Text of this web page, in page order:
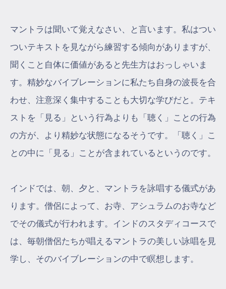
マントラは聞いて覚えなさい、と言います。私はつい
ついテキストを見ながら練習する傾向がありますが、
聞くこと自体に価値があると先生方はおっしゃいま
す。精妙なバイブレーションに私たち自身の波長を合
わせ、注意深く集中することも大切な学びだと。テキ
ストを「見る」という行為よりも「聴く」ことの行為
の方が、より精妙な状態になるそうです。「聴く」こ
との中に「見る」ことが含まれているというのです。
インドでは、朝、夕と、マントラを詠唱する儀式があ
ります。僧侶によって、お寺、アシュラムのお寺など
でその儀式が行われます。インドのスタディコースで
は、毎朝僧侶たちが唱えるマントラの美しい詠唱を見
学し、そのバイブレーションの中で瞑想します。